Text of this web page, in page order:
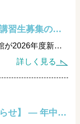
【2026年度 新年度生募集・春期講習生募集のお知らせ】
小金井市前原町の個別指導塾・聡生館が2026年度新年度生募集・春期講習生募集を開始。未就学児から大学受験・過卒生まで対応。成績が伸びない原因を学び方から再設計し、無料体験受付中。
詳しく見る
【2026年度 新年度生募集のお知らせ】 ― 年中さんから始める“学びの設計” ―